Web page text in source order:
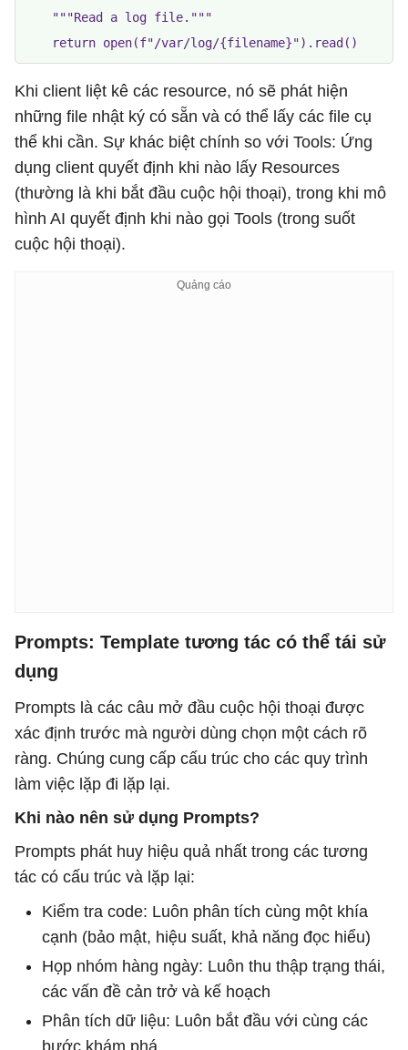
    """Read a log file."""
Khi client liệt kê các resource, nó sẽ phát hiện
những file nhật ký có sẵn và có thể lấy các file cụ
thể khi cần. Sự khác biệt chính so với Tools: Ứng
dụng client quyết định khi nào lấy Resources
(thường là khi bắt đầu cuộc hội thoại), trong khi mô
hình AI quyết định khi nào gọi Tools (trong suốt
cuộc hội thoại).
Prompts: Template tương tác có thể tái sử
dụng
Prompts là các câu mở đầu cuộc hội thoại được
xác định trước mà người dùng chọn một cách rõ
ràng. Chúng cung cấp cấu trúc cho các quy trình
làm việc lặp đi lặp lại.
Khi nào nên sử dụng Prompts?
Prompts phát huy hiệu quả nhất trong các tương
tác có cấu trúc và lặp lại:
Kiểm tra code: Luôn phân tích cùng một khía
cạnh (bảo mật, hiệu suất, khả năng đọc hiểu)
Họp nhóm hàng ngày: Luôn thu thập trạng thái,
các vấn đề cản trở và kế hoạch
Phân tích dữ liệu: Luôn bắt đầu với cùng các
bước khám phá